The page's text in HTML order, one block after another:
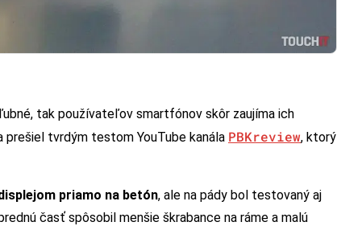
tak používateľov smartfónov skôr zaujíma ich
tvrdým testom YouTube kanála PBKreview, ktorý
priamo na betón, ale na pády bol testovaný aj
časť spôsobil menšie škrabance na ráme a malú